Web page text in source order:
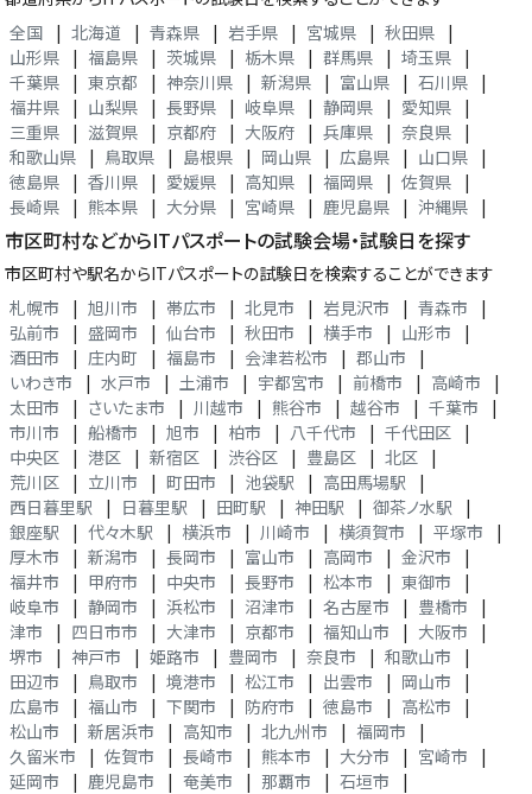
全国
| 北海道 | 青森県 | 岩手県 | 宮城県 | 秋田県
|
山形県
| 福島県 | 茨城県 | 栃木県 | 群馬県 | 埼玉県
|
千葉県
| 東京都 | 神奈川県 | 新潟県 | 富山県 | 石川県
|
福井県
| 山梨県 | 長野県 | 岐阜県 | 静岡県 | 愛知県
|
三重県
| 滋賀県 | 京都府 | 大阪府 | 兵庫県 | 奈良県
|
和歌山県
| 鳥取県 | 島根県 | 岡山県 | 広島県 | 山口県
|
徳島県
| 香川県 | 愛媛県 | 高知県 | 福岡県 | 佐賀県
|
長崎県
| 熊本県 | 大分県 | 宮崎県 | 鹿児島県 | 沖縄県 |
市区町村などからITパスポートの試験会場・試験日を探す
市区町村や駅名からITパスポートの試験日を検索することができます
札幌市
| 旭川市 | 帯広市 | 北見市 | 岩見沢市 | 青森市
|
弘前市
| 盛岡市 | 仙台市 | 秋田市 | 横手市 | 山形市
|
酒田市
| 庄内町 | 福島市 | 会津若松市 | 郡山市
|
いわき市
| 水戸市 | 土浦市 | 宇都宮市 | 前橋市 | 高崎市
|
太田市
| さいたま市 | 川越市 | 熊谷市 | 越谷市 | 千葉市
|
市川市
| 船橋市 | 旭市 | 柏市 | 八千代市 | 千代田区
|
中央区
| 港区 | 新宿区 | 渋谷区 | 豊島区 | 北区
|
荒川区
| 立川市 | 町田市 | 池袋駅 | 高田馬場駅
|
西日暮里駅
| 日暮里駅 | 田町駅 | 神田駅 | 御茶ノ水駅
|
銀座駅
| 代々木駅 | 横浜市 | 川崎市 | 横須賀市 | 平塚市
|
厚木市
| 新潟市 | 長岡市 | 富山市 | 高岡市 | 金沢市
|
福井市
| 甲府市 | 中央市 | 長野市 | 松本市 | 東御市
|
岐阜市
| 静岡市 | 浜松市 | 沼津市 | 名古屋市 | 豊橋市
|
津市
| 四日市市 | 大津市 | 京都市 | 福知山市 | 大阪市
|
堺市
| 神戸市 | 姫路市 | 豊岡市 | 奈良市 | 和歌山市
|
田辺市
| 鳥取市 | 境港市 | 松江市 | 出雲市 | 岡山市
|
広島市
| 福山市 | 下関市 | 防府市 | 徳島市 | 高松市
|
松山市
| 新居浜市 | 高知市 | 北九州市 | 福岡市
|
久留米市
| 佐賀市 | 長崎市 | 熊本市 | 大分市 | 宮崎市
|
延岡市
| 鹿児島市 | 奄美市 | 那覇市 | 石垣市 |